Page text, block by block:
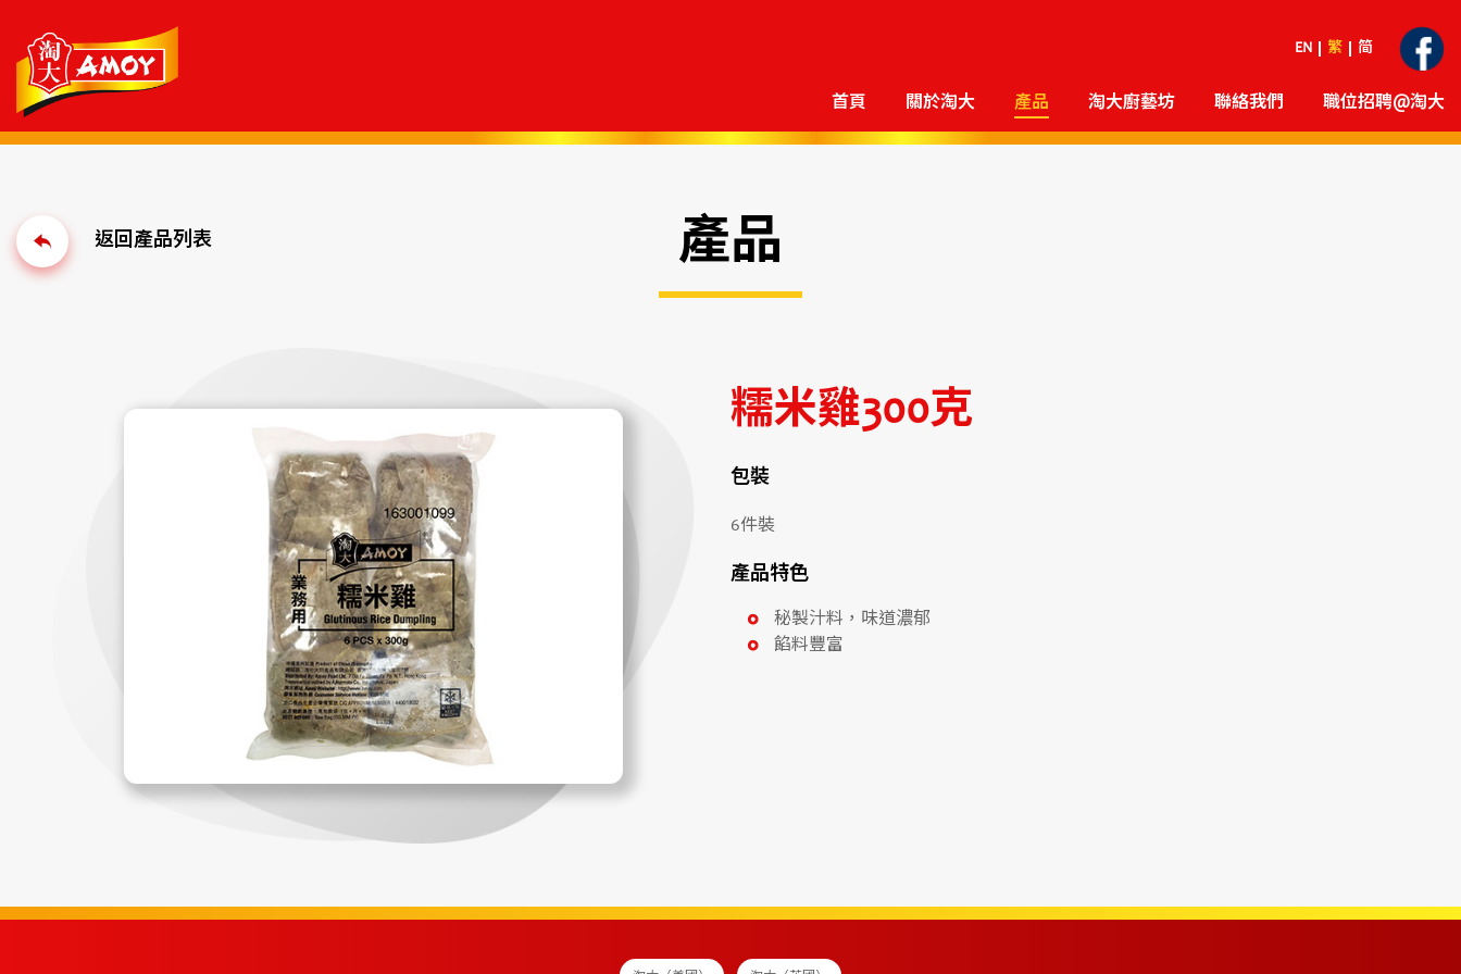
EN 繁 简
首頁 關於淘大 產品 淘大廚藝坊 聯絡我們 職位招聘@淘大
產品
糯米雞300克
包裝
6件裝
產品特色
秘製汁料，味道濃郁
餡料豐富